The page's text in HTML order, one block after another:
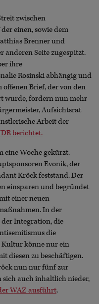
zwischen
einen, sowie dem
Brenner und
Seite zugespitzt.
ihre
Rosinski abhängig und
offenen Brief, der von den
wurde, fordern nun mehr
Aufsichtsrat
Arbeit der
berichtet.
eine Woche gekürzt.
Evonik, der
Kröck feststand. Der
einsparen und begründet
einer neuen
In der
Integration, die
die
Kultur könne nur ein
diesen zu beschäftigen.
nun nur fünf zur
sich auch inhaltlich nieder,
WAZ ausführt.